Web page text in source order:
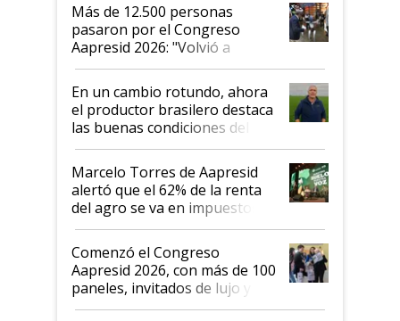
Más de 12.500 personas
pasaron por el Congreso
Aapresid 2026: "Volvió a
demostrar que hablar del
suelo es hablar de todo el
sistema productivo"
En un cambio rotundo, ahora
el productor brasilero destaca
las buenas condiciones del
agro argentino para invertir:
"Los veo más motivados"
Marcelo Torres de Aapresid
alertó que el 62% de la renta
del agro se va en impuestos:
"No es bueno que en
Argentina se sigan discutiendo
las mismas cosas de hace 50
años"
Comenzó el Congreso
Aapresid 2026, con más de 100
paneles, invitados de lujo y
todas las tendencias